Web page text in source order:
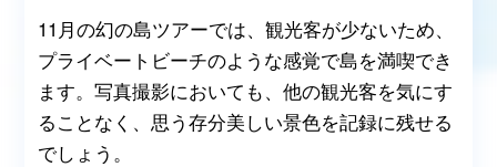
11月の幻の島ツアーでは、観光客が少ないため、
プライベートビーチのような感覚で島を満喫でき
ます。写真撮影においても、他の観光客を気にす
ることなく、思う存分美しい景色を記録に残せる
でしょう。